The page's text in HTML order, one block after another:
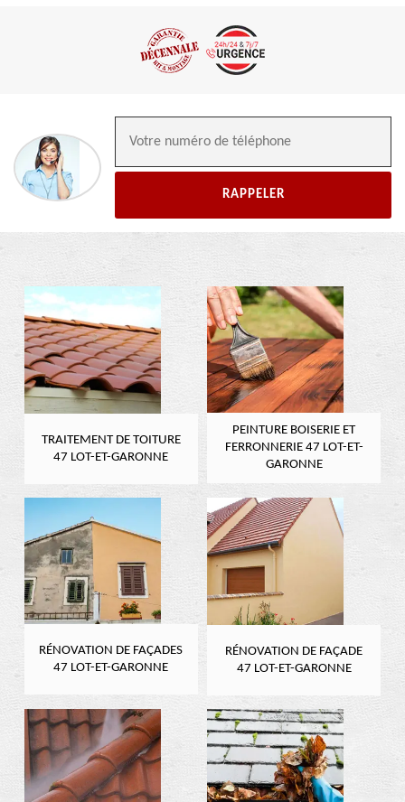
TRAITEMENT DE TOITURE
47 LOT-ET-GARONNE
PEINTURE BOISERIE ET
FERRONNERIE 47 LOT-ET-
GARONNE
RÉNOVATION DE FAÇADES
47 LOT-ET-GARONNE
RÉNOVATION DE FAÇADE
47 LOT-ET-GARONNE